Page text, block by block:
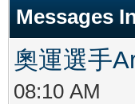
Messages
奧運選手
08:10 AM